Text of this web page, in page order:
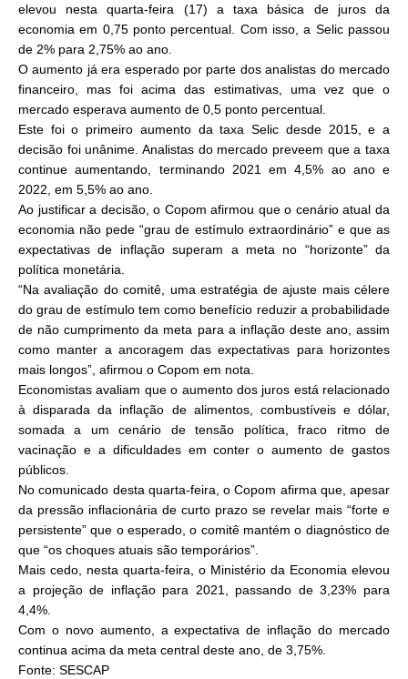
elevou nesta quarta-feira (17) a taxa básica de juros da
economia em 0,75 ponto percentual. Com isso, a Selic passou
de 2% para 2,75% ao ano.
O aumento já era esperado por parte dos analistas do mercado
financeiro, mas foi acima das estimativas, uma vez que o
mercado esperava aumento de 0,5 ponto percentual.
Este foi o primeiro aumento da taxa Selic desde 2015, e a
decisão foi unânime. Analistas do mercado preveem que a taxa
continue aumentando, terminando 2021 em 4,5% ao ano e
2022, em 5,5% ao ano.
Ao justificar a decisão, o Copom afirmou que o cenário atual da
economia não pede “grau de estímulo extraordinário” e que as
expectativas de inflação superam a meta no “horizonte” da
política monetária.
“Na avaliação do comitê, uma estratégia de ajuste mais célere
do grau de estímulo tem como benefício reduzir a probabilidade
de não cumprimento da meta para a inflação deste ano, assim
como manter a ancoragem das expectativas para horizontes
mais longos”, afirmou o Copom em nota.
Economistas avaliam que o aumento dos juros está relacionado
à disparada da inflação de alimentos, combustíveis e dólar,
somada a um cenário de tensão política, fraco ritmo de
vacinação e a dificuldades em conter o aumento de gastos
públicos.
No comunicado desta quarta-feira, o Copom afirma que, apesar
da pressão inflacionária de curto prazo se revelar mais “forte e
persistente” que o esperado, o comitê mantém o diagnóstico de
que “os choques atuais são temporários”.
Mais cedo, nesta quarta-feira, o Ministério da Economia elevou
a projeção de inflação para 2021, passando de 3,23% para
4,4%.
Com o novo aumento, a expectativa de inflação do mercado
continua acima da meta central deste ano, de 3,75%.
Fonte: SESCAP